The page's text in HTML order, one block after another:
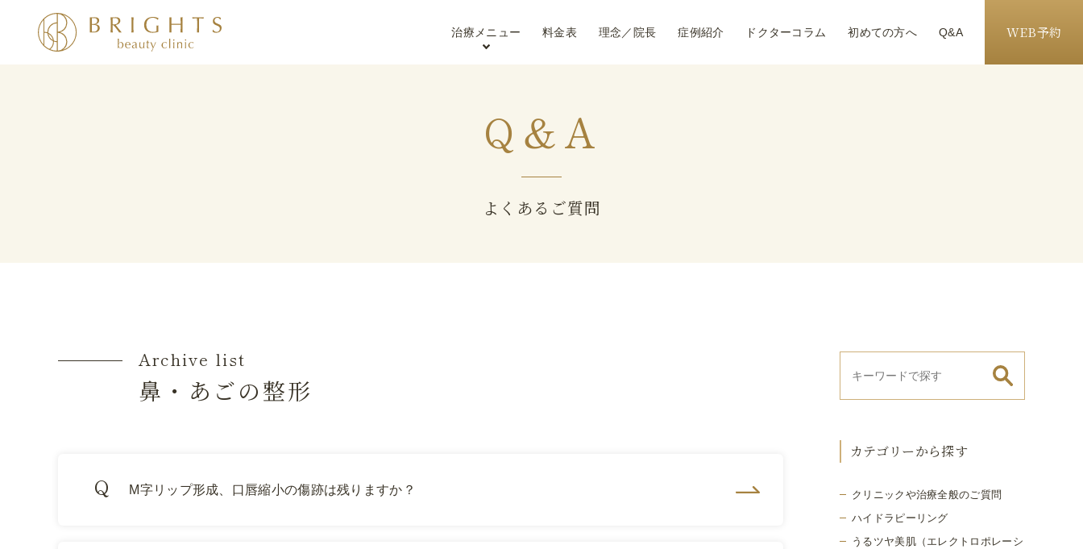
治療メニュー 料金表 理念／院長 症例紹介 ドクターコラム 初めての方へ Q&A WEB予約
Q＆A
よくあるご質問
Archive list
鼻・あごの整形
M字リップ形成、口唇縮小の傷跡は残りますか？
カテゴリーから探す
クリニックや治療全般のご質問
ハイドラピーリング
うるツヤ美肌（エレクトロポレーシ